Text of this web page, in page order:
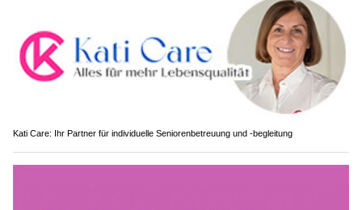
Kati Care: Ihr Partner für individuelle Seniorenbetreuung und -begleitung